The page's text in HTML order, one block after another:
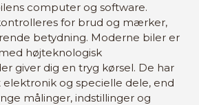
computer og software.
for brud og mærker,
betydning. Moderne biler er
højteknologisk
giver dig en tryg kørsel. De har
og specielle dele, end
målinger, indstillinger og